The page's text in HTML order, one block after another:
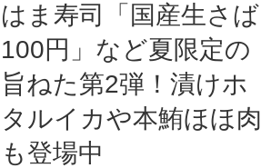
はま寿司「国産生さば
100円」など夏限定の
旨ねた第2弾！漬けホ
タルイカや本鮪ほほ肉
も登場中